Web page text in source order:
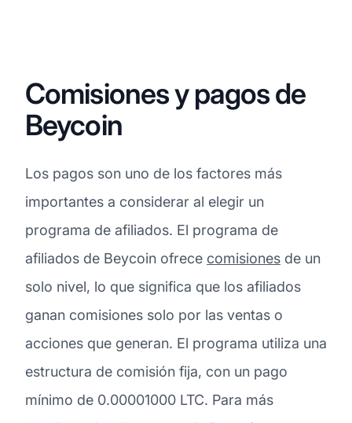
Comisiones y pagos de
Beycoin
Los pagos son uno de los factores más
importantes a considerar al elegir un
programa de afiliados. El programa de
afiliados de Beycoin ofrece comisiones de un
solo nivel, lo que significa que los afiliados
ganan comisiones solo por las ventas o
acciones que generan. El programa utiliza una
estructura de comisión fija, con un pago
mínimo de 0.00001000 LTC. Para más